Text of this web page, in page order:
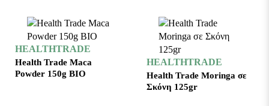
HEALTHTRADE
Health Trade Maca
Powder 150g BIO
HEALTHTRADE
Health Trade Moringa σε
Σκόνη 125gr